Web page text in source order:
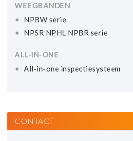
WEEGBANDEN
NPBW serie
NPSR NPHL NPBR serie
ALL-IN-ONE
All-in-one inspectiesysteem
CONTACT